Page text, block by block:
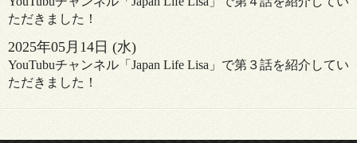
ただきました！
2025年05 月 14日 (水)
YouTubuチャンネル「Japan Life Lisa」で第３話を紹介してい
ただきました！